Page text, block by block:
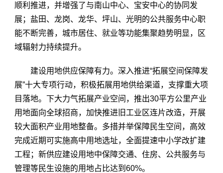
顺利推进，并增强了与南山中心、宝安中心的协同发
展；盐田、龙岗、龙华、坪山、光明的公共服务中心职
能不断完善，城市居住、就业等功能集聚趋势明显，区
域辐射力持续提升。
建设用地供应保障有力。深入推进“拓展空间保障发
展”十大专项行动，积极拓展用地供给渠道，支撑重大项
目落地。下大力气拓展产业空间，推出30平方公里产业
用地面向全球招商，加快推进旧工业区连片改造，开展
较大面积产业用地整备。多措并举保障民生空间，高效
完成近期可实施高中用地选址，全面提速中小学改扩建
工程；新供应建设用地中保障交通、住房、公共服务与
管理等民生设施的用地占比达到60%。